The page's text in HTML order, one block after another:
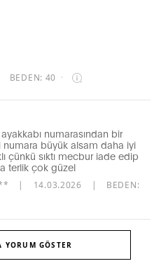
BEDEN: 40 ·
numarasından bir
numara büyük alsam daha iyi
çünkü sıktı mecbur iade edip
terlik çok güzel
| 14.03.2026 |
BEDEN:
YORUM GÖSTER